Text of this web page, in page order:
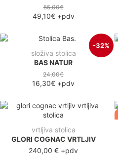
55,00€
49,10€+pdv
-32%
složiva stolica
BAS NATUR
24,00€
16,30€ +pdv
vrtljiva stolica
GLORI COGNAC VRTLJIV
240,00 € +pdv